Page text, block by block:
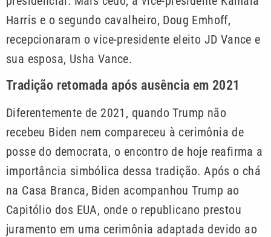
Harris e o segundo cavalheiro, Doug Emhoff,
recepcionaram o vice-presidente eleito JD Vance e
sua esposa, Usha Vance.
Tradição retomada após ausência em 2021
Diferentemente de 2021, quando Trump não
recebeu Biden nem compareceu à cerimônia de
posse do democrata, o encontro de hoje reafirma a
importância simbólica dessa tradição. Após o chá
na Casa Branca, Biden acompanhou Trump ao
Capitólio dos EUA, onde o republicano prestou
juramento em uma cerimônia adaptada devido ao